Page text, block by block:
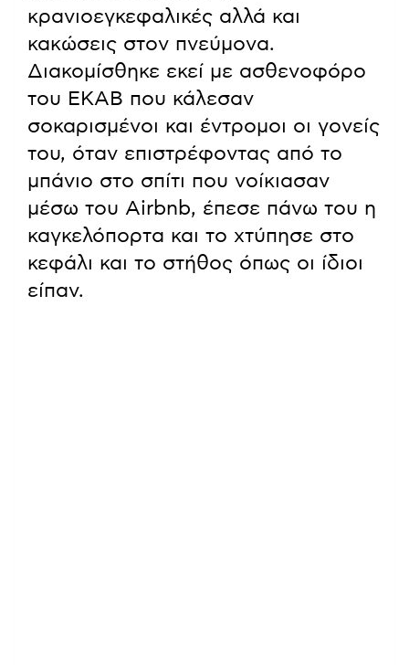
κρανιοεγκεφαλικές αλλά και
κακώσεις στον πνεύμονα.
Διακομίσθηκε εκεί με ασθενοφόρο
του ΕΚΑΒ που κάλεσαν
σοκαρισμένοι και έντρομοι οι γονείς
του, όταν επιστρέφοντας από το
μπάνιο στο σπίτι που νοίκιασαν
μέσω του Airbnb, έπεσε πάνω του η
καγκελόπορτα και το χτύπησε στο
κεφάλι και το στήθος όπως οι ίδιοι
είπαν.